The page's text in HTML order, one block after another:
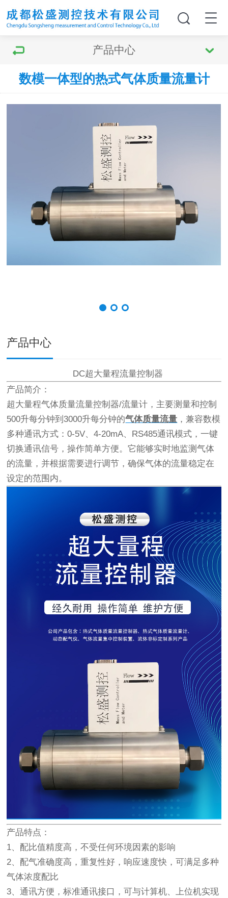
产品中心
数模一体型的热式气体质量流量计
产品中心
DC超大量程流量控制器
产品简介：
超大量程气体质量流量控制器/流量计，主要测量和控制
500升每分钟到3000升每分钟的气体质量流量 ，兼容数模
多种通讯方式：0-5V、4-20mA、RS485通讯模式，一键
切换通讯信号，操作简单方便。它能够实时地监测气体
的流量，并根据需要进行调节，确保气体的流量稳定在
设定的范围内。
产品特点：
1、配比值精度高，不受任何环境因素的影响
2、配气准确度高，重复性好，响应速度快，可满足多种
气体浓度配比
3、通讯方便，标准通讯接口，可与计算机、上位机实现